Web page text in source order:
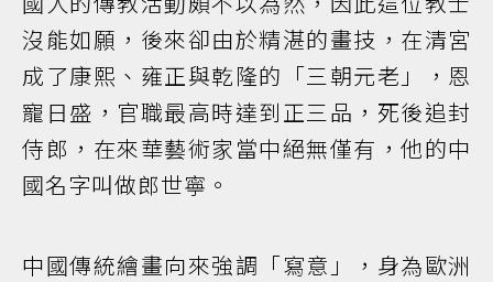
沒能如願，後來卻由於精湛的畫技，在清宮
成了康熙、雍正與乾隆的「三朝元老」，恩
寵日盛，官職最高時達到正三品，死後追封
侍郎，在來華藝術家當中絕無僅有，他的中
國名字叫做郎世寧。
中國傳統繪畫向來強調「寫意」，身為歐洲